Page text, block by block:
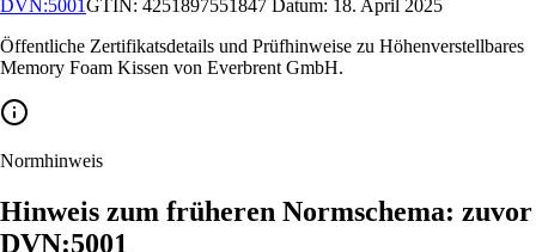
DVN:5001GTIN: 4251897551847 Datum: 18. April 2025
Öffentliche Zertifikatsdetails und Prüfhinweise zu Höhenverstellbares
Memory Foam Kissen von Everbrent GmbH.
Normhinweis
Hinweis zum früheren Normschema: zuvor
DVN:5001